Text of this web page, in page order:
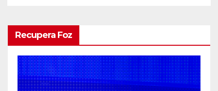
Recupera Foz